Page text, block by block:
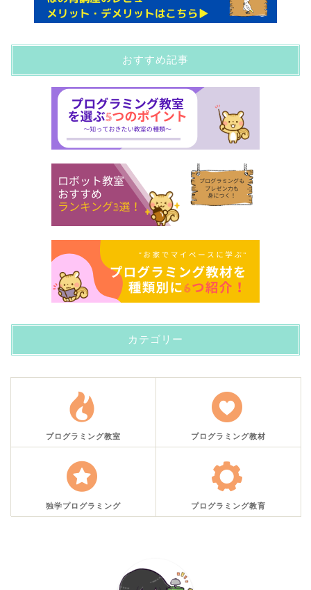
おすすめ記事
カテゴリー
プログラミング教室 プログラミング教材
独学プログラミング プログラミング教育